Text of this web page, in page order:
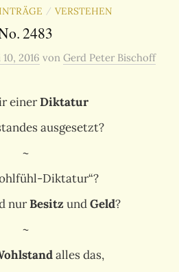
/ VERSTEHEN
2483
2016 von Gerd Peter Bischoff
einerDiktatur
ausgesetzt?
~
Diktatur“?
nurBesitz undGeld?
~
alles das,